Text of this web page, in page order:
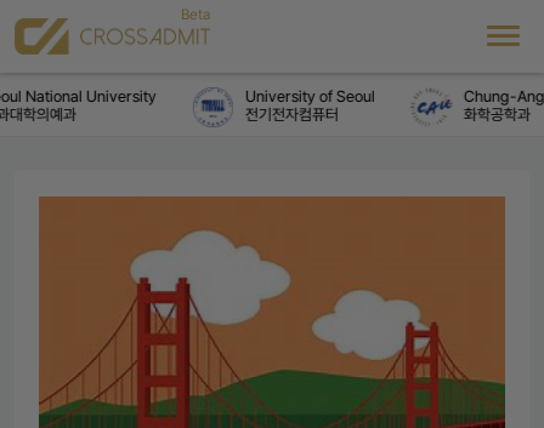
National University
학의예과
University of Seoul
전기전자컴퓨터
Chung-Ang
화학공학과